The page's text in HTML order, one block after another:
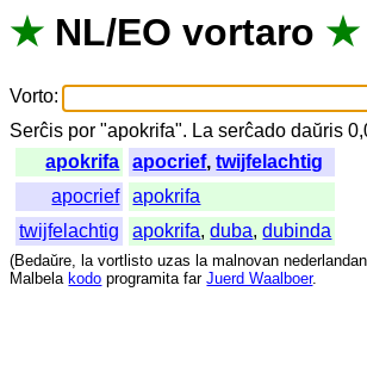
★ NL/EO vortaro ★
Vorto:
Serĉis por "apokrifa". La serĉado daŭris
apokrifa
apocrief,twijfelachtig
apocrief
apokrifa
twijfelachtig
apokrifa,duba,dubinda
(Bedaŭre, la vortlisto uzas la malnovan nederlandan
Malbela kodo programita far Juerd Waalboer.